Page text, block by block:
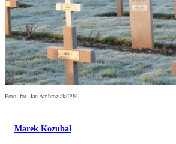
Foto: fot. Jan Ambroziak/IPN
Marek Kozubal